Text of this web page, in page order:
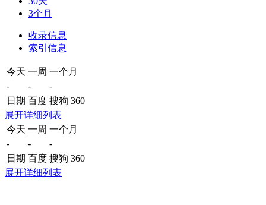
3个月
收录信息
索引信息
今天 一周 一个月
-
-
-
日期 百度 搜狗 360
展开详细列表
今天 一周 一个月
-
-
-
日期 百度 搜狗 360
展开详细列表